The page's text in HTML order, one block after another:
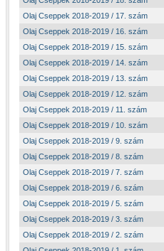
Olaj Cseppek 2018-2019 / 17. szám
Olaj Cseppek 2018-2019 / 16. szám
Olaj Cseppek 2018-2019 / 15. szám
Olaj Cseppek 2018-2019 / 14. szám
Olaj Cseppek 2018-2019 / 13. szám
Olaj Cseppek 2018-2019 / 12. szám
Olaj Cseppek 2018-2019 / 11. szám
Olaj Cseppek 2018-2019 / 10. szám
Olaj Cseppek 2018-2019 / 9. szám
Olaj Cseppek 2018-2019 / 8. szám
Olaj Cseppek 2018-2019 / 7. szám
Olaj Cseppek 2018-2019 / 6. szám
Olaj Cseppek 2018-2019 / 5. szám
Olaj Cseppek 2018-2019 / 3. szám
Olaj Cseppek 2018-2019 / 2. szám